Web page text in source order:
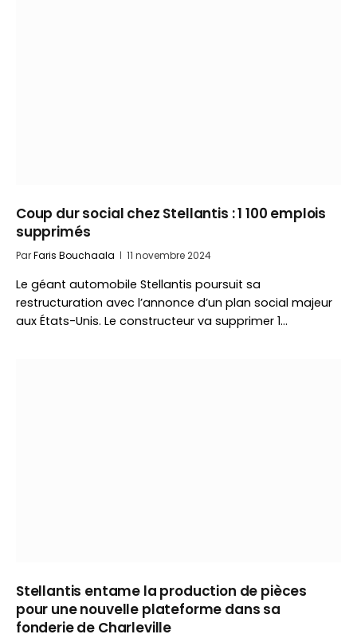
Coup dur social chez Stellantis : 1 100 emplois
supprimés
ParFaris Bouchaala 11 novembre 2024
Le géant automobile Stellantis poursuit sa
restructuration avec l’annonce d’un plan social majeur
aux États-Unis. Le constructeur va supprimer 1…
Stellantis entame la production de pièces
pour une nouvelle plateforme dans sa
fonderie de Charleville